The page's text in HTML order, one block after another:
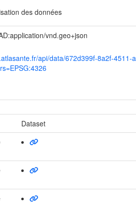
des données
vnd.geo+json
api/data/672d399f-8a2f-4511-
Dataset